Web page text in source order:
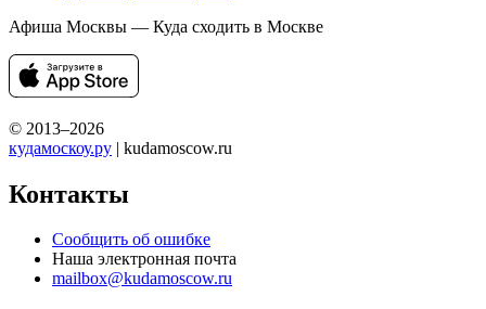
Афиша Москвы — Куда сходить в Москве
© 2013–2026
кудамоскоу.ру | kudamoscow.ru
Контакты
Сообщить об ошибке
Наша электронная почта
mailbox@kudamoscow.ru